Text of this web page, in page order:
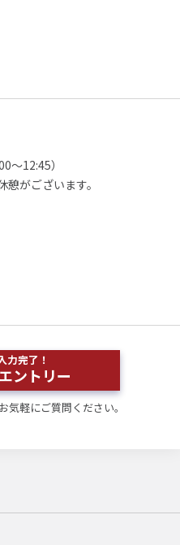
～12:45）
がございます。
力完了！
ントリー
気軽にご質問ください。